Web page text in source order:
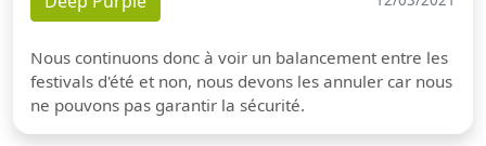
Nous continuons donc à voir un balancement entre les
festivals d'été et non, nous devons les annuler car nous
ne pouvons pas garantir la sécurité.